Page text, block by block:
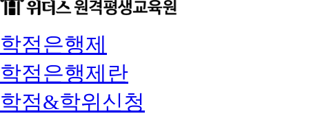
학점은행제
학점은행제란
학점&학위신청